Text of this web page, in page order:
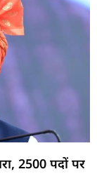
2500 पदों पर